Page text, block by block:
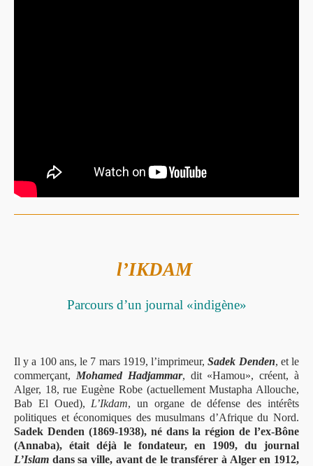
l’IKDAM
Parcours d’un journal «indigène»
Il y a 100 ans, le 7 mars 1919, l’imprimeur,Sadek Denden, et le
commerçant, Mohamed Hadjammar, dit «Hamou», créent, à
Alger, 18, rue Eugène Robe (actuellement Mustapha Allouche,
Bab El Oued), L’Ikdam, un organe de défense des intérêts
politiques et économiques des musulmans d’Afrique du Nord.
Sadek Denden (1869-1938), né dans la région de l’ex-Bône
(Annaba), était déjà le fondateur, en 1909, du journal
L’Islam dans sa ville, avant de le transférer à Alger en 1912,